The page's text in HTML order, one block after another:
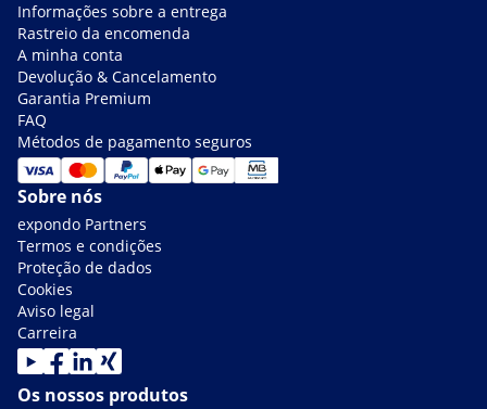
Informações sobre a entrega
Rastreio da encomenda
A minha conta
Devolução & Cancelamento
Garantia Premium
FAQ
Métodos de pagamento seguros
Sobre nós
expondo Partners
Termos e condições
Proteção de dados
Cookies
Aviso legal
Carreira
Os nossos produtos